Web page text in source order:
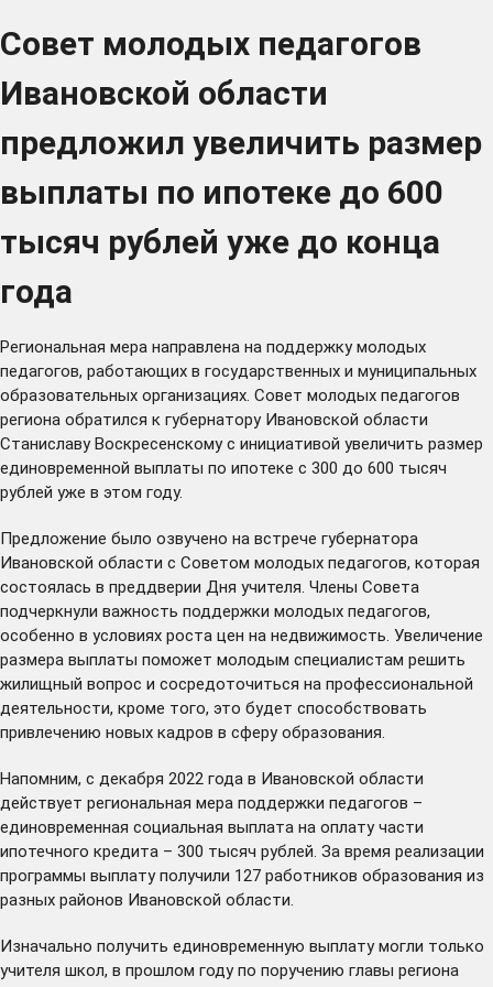
Cовет молодых педагогов
Ивановской области
предложил увеличить размер
выплаты по ипотеке до 600
тысяч рублей уже до конца
года
Региональная мера направлена на поддержку молодых
педагогов, работающих в государственных и муниципальных
образовательных организациях. Совет молодых педагогов
региона обратился к губернатору Ивановской области
Станиславу Воскресенскому с инициативой увеличить размер
единовременной выплаты по ипотеке с 300 до 600 тысяч
рублей уже в этом году.
Предложение было озвучено на встрече губернатора
Ивановской области с Советом молодых педагогов, которая
состоялась в преддверии Дня учителя. Члены Совета
подчеркнули важность поддержки молодых педагогов,
особенно в условиях роста цен на недвижимость. Увеличение
размера выплаты поможет молодым специалистам решить
жилищный вопрос и сосредоточиться на профессиональной
деятельности, кроме того, это будет способствовать
привлечению новых кадров в сферу образования.
Напомним, с декабря 2022 года в Ивановской области
действует региональная мера поддержки педагогов –
единовременная социальная выплата на оплату части
ипотечного кредита – 300 тысяч рублей. За время реализации
программы выплату получили 127 работников образования из
разных районов Ивановской области.
Изначально получить единовременную выплату могли только
учителя школ, в прошлом году по поручению главы региона